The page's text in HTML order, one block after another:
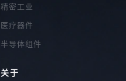
精密工业
医疗器件
半导体组件
关于